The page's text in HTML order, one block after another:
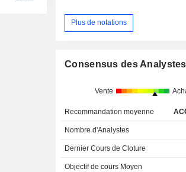
Plus de notations
Consensus des Analystes
Vente
Recommandation moyenne
Nombre d'Analystes
Dernier Cours de Cloture
Objectif de cours Moyen